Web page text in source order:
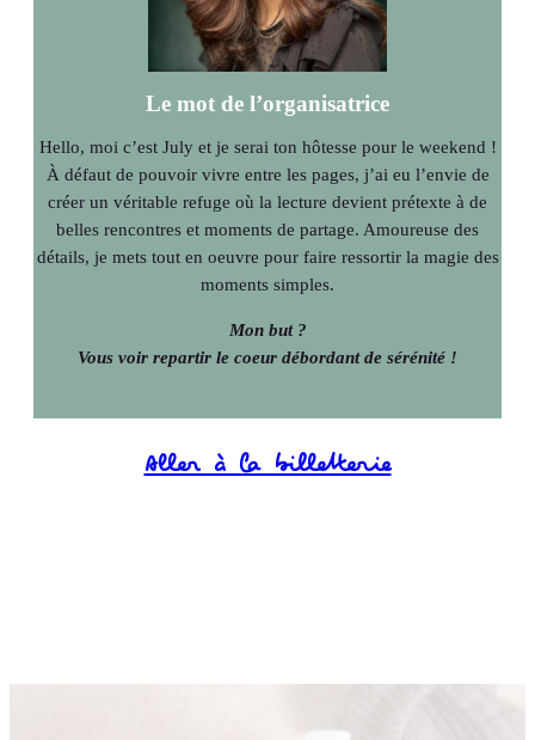
Le mot de l’organisatrice
Hello, moi c’est July et je serai ton hôtesse pour le weekend !
À défaut de pouvoir vivre entre les pages, j’ai eu l’envie de
créer un véritable refuge où la lecture devient prétexte à de
belles rencontres et moments de partage. Amoureuse des
détails, je mets tout en oeuvre pour faire ressortir la magie des
moments simples.
Mon but ?
Vous voir repartir le coeur débordant de sérénité !
Aller à la billetterie